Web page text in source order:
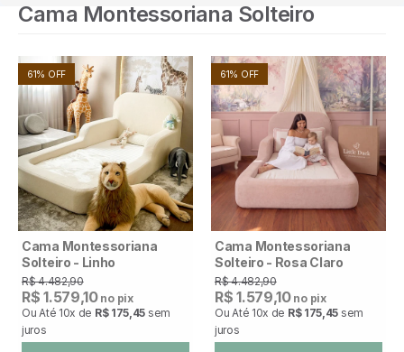
Cama Montessoriana Solteiro
61% OFF
Cama Montessoriana
Solteiro - Linho
R$ 4.482,90
R$ 1.579,10no pix
Ou Até 10x de R$ 175,45 sem
juros
61% OFF
Cama Montessoriana
Solteiro - Rosa Claro
R$ 4.482,90
R$ 1.579,10no pix
Ou Até 10x de R$ 175,45 sem
juros